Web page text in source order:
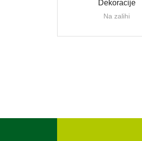
Dekoracije
Na zalihi